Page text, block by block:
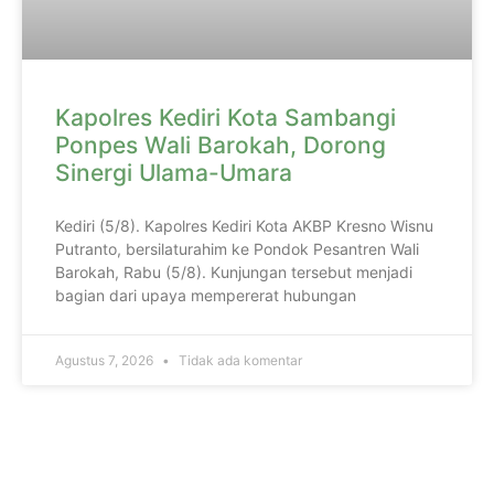
Kapolres Kediri Kota Sambangi
Ponpes Wali Barokah, Dorong
Sinergi Ulama-Umara
Kediri (5/8). Kapolres Kediri Kota AKBP Kresno Wisnu
Putranto, bersilaturahim ke Pondok Pesantren Wali
Barokah, Rabu (5/8). Kunjungan tersebut menjadi
bagian dari upaya mempererat hubungan
Agustus 7, 2026 Tidak ada komentar